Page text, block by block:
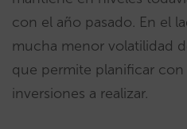
con el año pasado. En el
mucha menor volatilidad
que permite planificar con
inversiones a realizar.